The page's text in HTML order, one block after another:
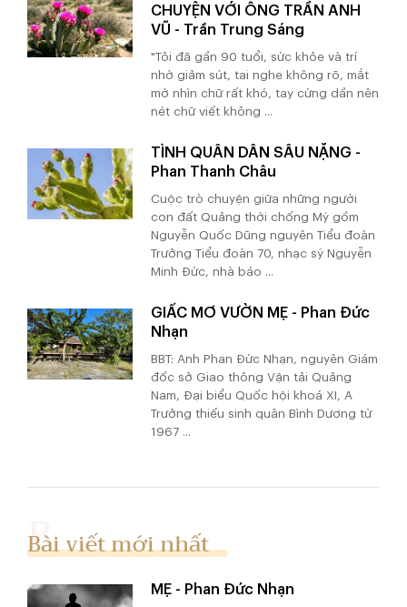
CHUYỆN VỚI ÔNG TRẦN ANH
VŨ - Trần Trung Sáng
"Tôi đã gần 90 tuổi, sức khỏe và trí
nhớ giảm sút, tai nghe không rõ, mắt
mờ nhìn chữ rất khó, tay cứng dần nên
nét chữ viết không ...
TÌNH QUÂN DÂN SÂU NẶNG -
Phan Thanh Châu
Cuộc trò chuyện giữa những người
con đất Quảng thời chống Mỹ gồm
Nguyễn Quốc Dũng nguyên Tiểu đoàn
Trưởng Tiểu đoàn 70, nhạc sỹ Nguyễn
Minh Đức, nhà báo ...
GIẤC MƠ VƯỜN MẸ - Phan Đức
Nhạn
BBT: Anh Phan Đức Nhạn, nguyên Giám
đốc sở Giao thông Vận tải Quảng
Nam, Đại biểu Quốc hội khoá XI, A
Trưởng thiếu sinh quân Bình Dương từ
1967 ...
Bài viết mới nhất
MẸ - Phan Đức Nhạn